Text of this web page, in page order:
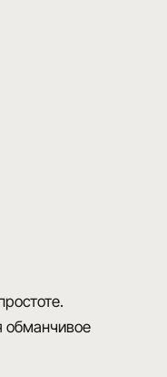
обманчивое